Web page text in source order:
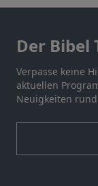
Der Bibel
Verpasse keine
aktuellen
Neuigkeiten